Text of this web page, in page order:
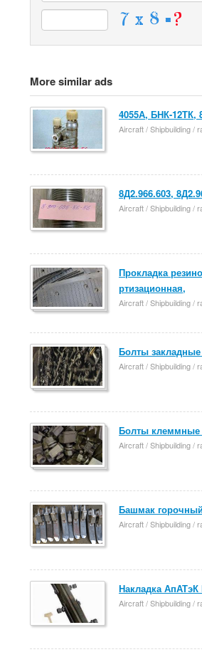
More similar ads
4055А, БНК-12ТК,
Aircraft / Shipbuilding /
8Д2.966.603,
Aircraft / Shipbuilding /
Прокладка
ртизационная,
Aircraft / Shipbuilding /
Болты
Aircraft / Shipbuilding /
Болты клеммные
Aircraft / Shipbuilding /
Башмак горочный
Aircraft / Shipbuilding /
Накладка
Aircraft / Shipbuilding /